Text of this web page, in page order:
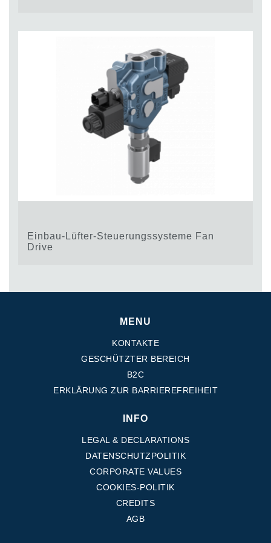
Einbau-Lüfter-Steuerungssysteme Fan
Drive
MENU
KONTAKTE
GESCHÜTZTER BEREICH
B2C
ERKLÄRUNG ZUR BARRIEREFREIHEIT
INFO
LEGAL & DECLARATIONS
DATENSCHUTZPOLITIK
CORPORATE VALUES
COOKIES-POLITIK
CREDITS
AGB